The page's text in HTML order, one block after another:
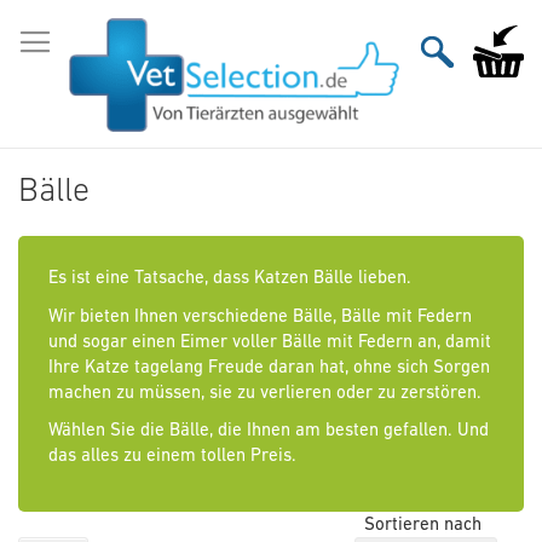
Inhalt
springen
Mein
Bälle
Es ist eine Tatsache, dass Katzen Bälle lieben.
Wir bieten Ihnen verschiedene Bälle, Bälle mit Federn
und sogar einen Eimer voller Bälle mit Federn an, damit
Ihre Katze tagelang Freude daran hat, ohne sich Sorgen
machen zu müssen, sie zu verlieren oder zu zerstören.
Wählen Sie die Bälle, die Ihnen am besten gefallen. Und
das alles zu einem tollen Preis.
Sortieren nach